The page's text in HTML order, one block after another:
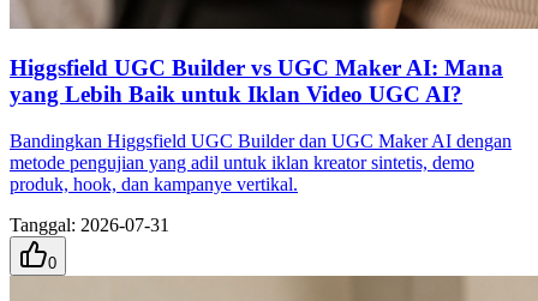
Higgsfield UGC Builder vs UGC Maker AI: Mana
yang Lebih Baik untuk Iklan Video UGC AI?
Bandingkan Higgsfield UGC Builder dan UGC Maker AI dengan
metode pengujian yang adil untuk iklan kreator sintetis, demo
produk, hook, dan kampanye vertikal.
Tanggal: 2026-07-31
0